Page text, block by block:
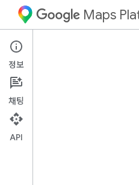
Maps
Roads Management
가이드
정보
채팅
API